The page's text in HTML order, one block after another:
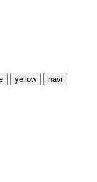
yellow
navi